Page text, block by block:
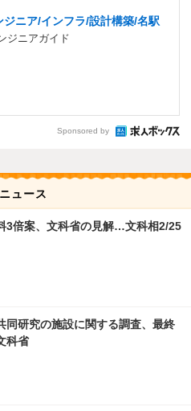
ニア/インフラ/設計構築/名駅
ジニアガイド
Sponsored by
ュース
3倍案、文科省の見解…文科相2/25
同研究の施設に関する調査、最終
科省